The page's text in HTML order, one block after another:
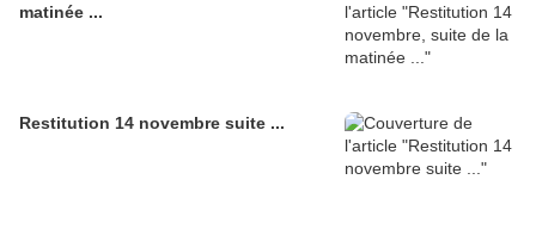
matinée ...
Restitution 14 novembre suite ...